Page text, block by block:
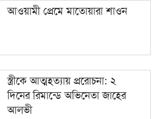
আওয়ামী প্রেমে মাতোয়ারা শাওন
স্ত্রীকে আত্মহত্যায় প্ররোচনা: ২
দিনের রিমান্ডে অভিনেতা জাহের
আলভী